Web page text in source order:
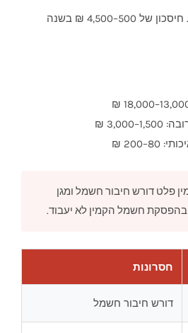
עלות שנתית: כ-3,500 ₪. חיסכון של 500–4,500 ₪ בשנה
₪
₪
פלט דורש חיבור חשמל ומגן
חשמל הקמין לא יעבוד.
חסרונות
דורש חיבור חשמל